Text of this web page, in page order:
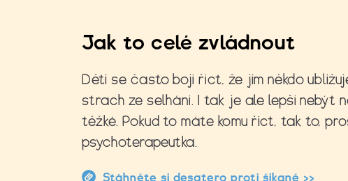
Jak to celé zvládnout
Děti se často bojí říct, že jim někdo
strach ze selhání. I tak je ale lepší nebýt
těžké. Pokud to máte komu řict, tak to,
psychoterapeutka.
Stáhněte si desatero proti šikaně >>